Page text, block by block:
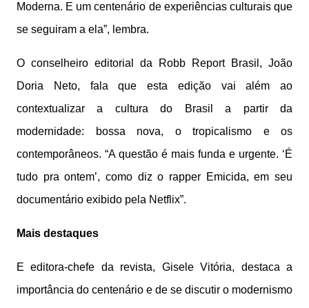
Moderna. E um centenário de experiências culturais que
se seguiram a ela”, lembra.
O conselheiro editorial da Robb Report Brasil, João
Doria Neto, fala que esta edição vai além ao
contextualizar a cultura do Brasil a partir da
modernidade: bossa nova, o tropicalismo e os
contemporâneos. “A questão é mais funda e urgente. ‘É
tudo pra ontem’, como diz o rapper Emicida, em seu
documentário exibido pela Netflix”.
Mais destaques
E editora-chefe da revista, Gisele Vitória, destaca a
importância do centenário e de se discutir o modernismo